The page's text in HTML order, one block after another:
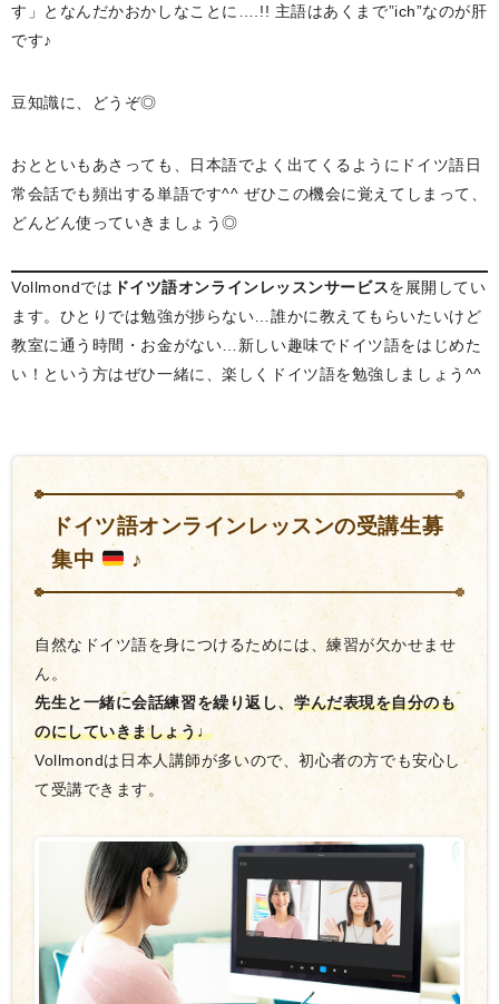
す」となんだかおかしなことに….!! 主語はあくまで”ich”なのが肝
です♪
豆知識に、どうぞ◎
おとといもあさっても、日本語でよく出てくるようにドイツ語日
常会話でも頻出する単語です^^ ぜひこの機会に覚えてしまって、
どんどん使っていきましょう◎
Vollmondでは ドイツ語オンラインレッスンサービスを展開してい
ます。ひとりでは勉強が捗らない…誰かに教えてもらいたいけど
教室に通う時間・お金がない…新しい趣味でドイツ語をはじめた
い！という方はぜひ一緒に、楽しくドイツ語を勉強しましょう^^
ドイツ語オンラインレッスンの受講生募
集中
♪
自然なドイツ語を身につけるためには、練習が欠かせませ
ん。
先生と一緒に会話練習を繰り返し、 学んだ表現を自分のも
のにしていきましょう♩
Vollmondは日本人講師が多いので、初心者の方でも安心し
て受講できます。